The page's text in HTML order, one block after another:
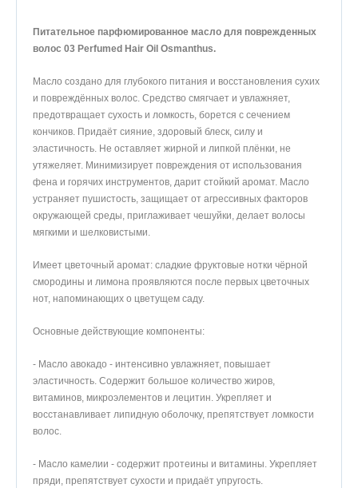
Питательное парфюмированное масло для поврежденных
волос 03 Perfumed Hair Oil Osmanthus.
Масло создано для глубокого питания и восстановления сухих
и повреждённых волос. Средство смягчает и увлажняет,
предотвращает сухость и ломкость, борется с сечением
кончиков. Придаёт сияние, здоровый блеск, силу и
эластичность. Не оставляет жирной и липкой плёнки, не
утяжеляет. Минимизирует повреждения от использования
фена и горячих инструментов, дарит стойкий аромат. Масло
устраняет пушистость, защищает от агрессивных факторов
окружающей среды, приглаживает чешуйки, делает волосы
мягкими и шелковистыми.
Имеет цветочный аромат: сладкие фруктовые нотки чёрной
смородины и лимона проявляются после первых цветочных
нот, напоминающих о цветущем саду.
Основные действующие компоненты:
- Масло авокадо - интенсивно увлажняет, повышает
эластичность. Содержит большое количество жиров,
витаминов, микроэлементов и лецитин. Укрепляет и
восстанавливает липидную оболочку, препятствует ломкости
волос.
- Масло камелии - содержит протеины и витамины. Укрепляет
пряди, препятствует сухости и придаёт упругость.